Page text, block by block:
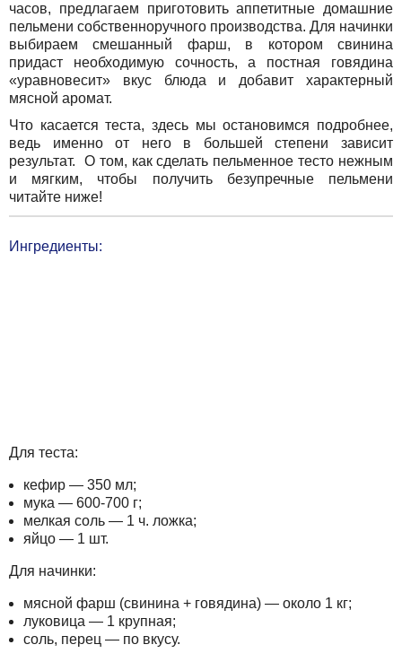
часов, предлагаем приготовить аппетитные домашние
пельмени собственноручного производства. Для начинки
выбираем смешанный фарш, в котором свинина
придаст необходимую сочность, а постная говядина
«уравновесит» вкус блюда и добавит характерный
мясной аромат.
Что касается теста, здесь мы остановимся подробнее,
ведь именно от него в большей степени зависит
результат. О том, как сделать пельменное тесто нежным
и мягким, чтобы получить безупречные пельмени
читайте ниже!
Ингредиенты:
Для теста:
кефир — 350 мл;
мука — 600-700 г;
мелкая соль — 1 ч. ложка;
яйцо — 1 шт.
Для начинки:
мясной фарш (свинина + говядина) — около 1 кг;
луковица — 1 крупная;
соль, перец — по вкусу.